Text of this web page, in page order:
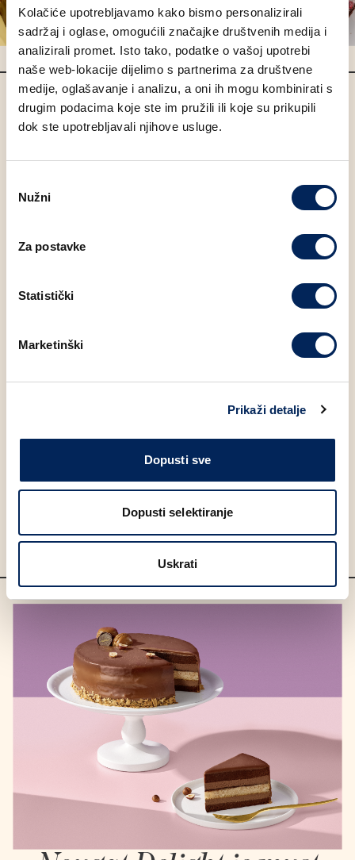
Kolačiće upotrebljavamo kako bismo personalizirali
sadržaj i oglase, omogućili značajke društvenih medija i
analizirali promet. Isto tako, podatke o vašoj upotrebi
naše web-lokacije dijelimo s partnerima za društvene
medije, oglašavanje i analizu, a oni ih mogu kombinirati s
drugim podacima koje ste im pružili ili koje su prikupili
dok ste upotrebljavali njihove usluge.
pristanka
Nužni
Za postavke
Statistički
Marketinški
Prikaži detalje
Dopusti sve
Dopusti selektiranje
Uskrati
Choco Boom Little black
Little black dress apsolutni je must have svakog ormara,
pa tako i tanjura. Choco boom naš je crni klasik s kojim
je po mjeri ozbiljnih sladokusaca. Belgijska tamna
čokolada (55%) vodi te na put u choco boom dubine.
pažnju već kod prvog zalogaja, a mirror tamna čokolada
zaokružuje ovaj sjajni, slatki look. Večera ili after work